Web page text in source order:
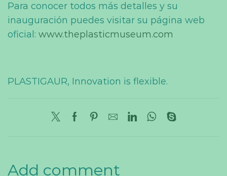
Para conocer todos más detalles y su
inauguración puedes visitar su página web
oficial: www.theplasticmuseum.com
PLASTIGAUR, Innovation is flexible.
Add comment